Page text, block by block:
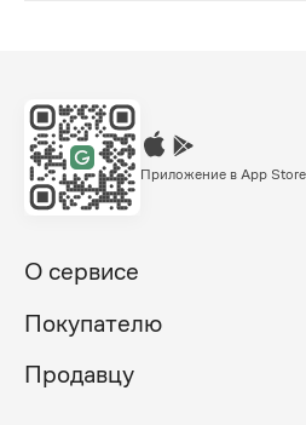
Приложение в App
О сервисе
Покупателю
Продавцу